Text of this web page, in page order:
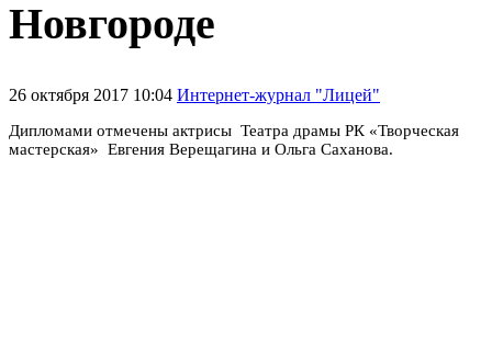
Новгороде
26 октября 2017 10:04 Интернет-журнал "Лицей"
Дипломами отмечены актрисы Театра драмы РК «Творческая
мастерская» Евгения Верещагина и Ольга Саханова.